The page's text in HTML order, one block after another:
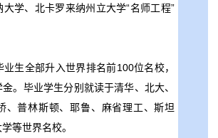
学、北卡罗来纳州立大学“名师工程”
生全部升入世界排名前100位名校，
。毕业学生分别就读于清华、北大、
、普林斯顿、耶鲁、麻省理工、斯坦
等世界名校。